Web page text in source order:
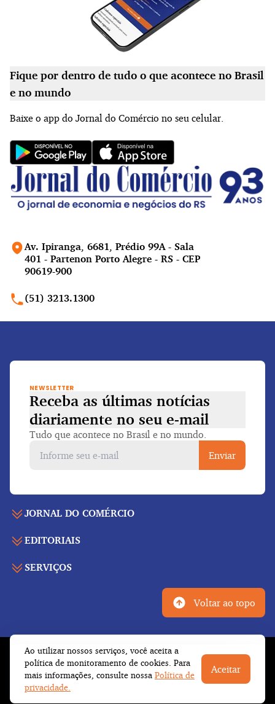
Ao utilizar nossos serviços, você aceita a
política de monitoramento de cookies. Para
mais informações, consulte nossa Política de
privacidade.
Aceitar
Av. Ipiranga, 6681, Prédio 99A - Sala
401 - Partenon Porto Alegre - RS - CEP
90619-900
(51) 3213.1300
Fique por dentro de tudo o que acontece no Brasil
e no mundo
Baixe o app do Jornal do Comércio no seu celular.
Voltar ao topo
JORNAL DO COMÉRCIO
Capa
Publicidade legal
Fale conosco
Trabalhe conosco
EDITORIAIS
Economia
Esportes
Cultura
Opinião
SERVIÇOS
Galeria de vídeos
Tempo
Newsletter
NEWSLETTER
Receba as últimas notícias
diariamente no seu e-mail
Tudo que acontece no Brasil e no mundo.
Enviar
© Copyright 2026 Empresa Jornalística J.C. Jarros
Ltda.Todos os direitos reservados